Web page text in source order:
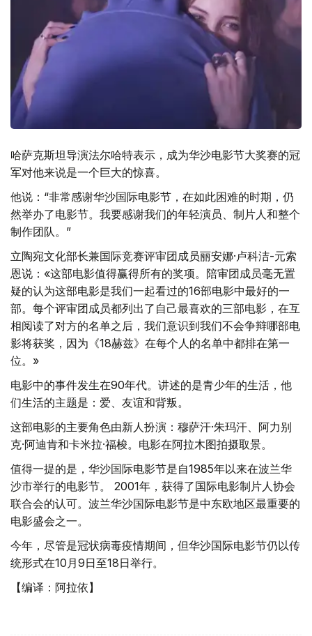
哈萨克斯坦导演法尔哈特表示，成为华沙电影节大奖赛的冠
军对他来说是一个巨大的惊喜。
他说：“非常感谢华沙国际电影节，在如此困难的时期，仍
然举办了电影节。我要感谢我们的年轻演员、制片人和整个
制作团队。”
立陶宛文化部长兼国际竞赛评审团成员丽安娜·卢科洁-元索
恩说：«这部电影值得赢得所有的奖项。陪审团成员毫无置
疑的认为这部电影是我们一起看过的16部电影中最好的一
部。每个评审团成员都列出了自己最喜欢的三部电影，在互
相阅读了对方的名单之后，我们意识到我们不会争辩哪部电
影将获奖，因为《18赫兹》在每个人的名单中都排在第一
位。»
电影中的事件发生在90年代。讲述的是青少年的生活，他
们生活的主题是：爱、友谊和背叛。
这部电影的主要角色由新人扮演：穆萨汗·朱玛汗、阿力别
克·阿迪肯和卡米拉·福梭。电影在阿拉木图拍摄取景。
值得一提的是，华沙国际电影节是自1985年以来在波兰华
沙市举行的电影节。 2001年，获得了国际电影制片人协会
联合会的认可。波兰华沙国际电影节是中东欧地区最重要的
电影盛会之一。
今年，尽管是冠状病毒疫情期间，但华沙国际电影节仍以传
统形式在10月9日至18日举行。
【编译：阿拉依】